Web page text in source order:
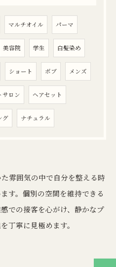
マルチオイル パーマ
美容院 学生 白髪染め
ショート ボブ メンズ
サロン ヘアセット
グ ナチュラル
雰囲気の中で自分を整える時
す。個別の空間を維持できる
での接客を心がけ、静かなプ
丁寧に見極めます。